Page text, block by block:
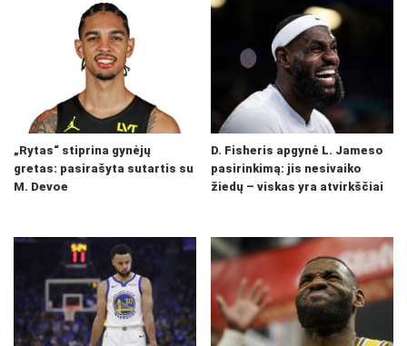
„Rytas“ stiprina gynėjų
gretas: pasirašyta sutartis su
M. Devoe
D. Fisheris apgynė L. Jameso
pasirinkimą: jis nesivaiko
žiedų – viskas yra atvirkščiai